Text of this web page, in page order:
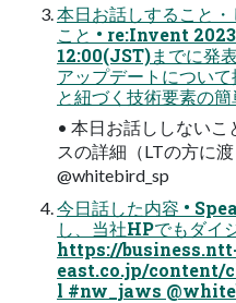
本日お話しすること
こと • re:Invent
12:00(JST)までに発
アップデートについ
と紐づく技術要素の簡
• 本日お話ししない
スの詳細（LTの方に
@whitebird_sp
今日話した内容 •
し、当社HPでもダイ
https://
east.co.jp/content/
l #nw_jaws